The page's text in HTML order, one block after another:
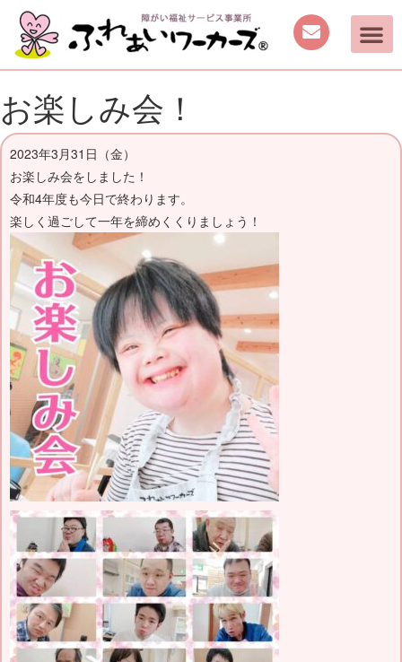
お楽しみ会！
2023年3月31日（金）
お楽しみ会をしました！
令和4年度も今日で終わります。
楽しく過ごして一年を締めくくりましょう！